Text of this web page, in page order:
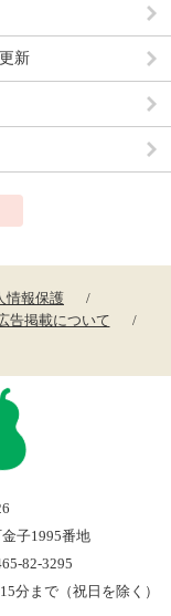
新
情報保護
告掲載について
子1995番地
82-3295
分まで（祝日を除く）